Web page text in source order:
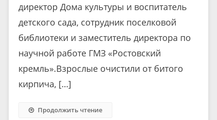
директор Дома культуры и воспитатель
детского сада, сотрудник поселковой
библиотеки и заместитель директора по
научной работе ГМЗ «Ростовский
кремль».Взрослые очистили от битого
кирпича, […]
Продолжить чтение